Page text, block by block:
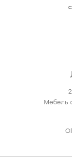
Мебель